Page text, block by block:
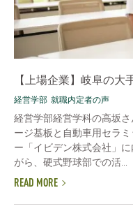
【上場企業】岐阜の
経営学部 就職内定者の声
経営学部経営学科の高坂
ージ基板と自動車用セラ
ー「イビデン株式会社」
がら、硬式野球部での活...
READ MORE